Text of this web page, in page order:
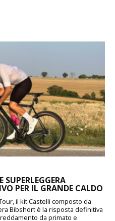
PER IL GRANDE CALDO
il kit Castelli composto da
Bibshort è la risposta definitiva
da primato e